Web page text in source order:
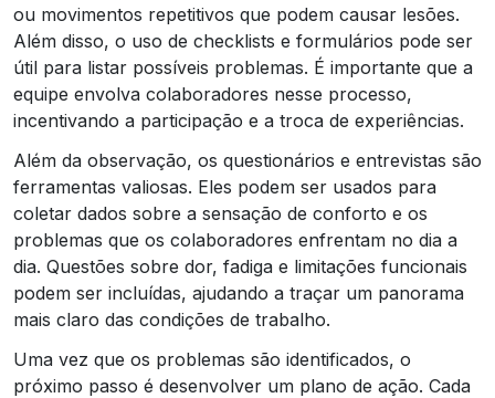
ou movimentos repetitivos que podem causar lesões.
Além disso, o uso de checklists e formulários pode ser
útil para listar possíveis problemas. É importante que a
equipe envolva colaboradores nesse processo,
incentivando a participação e a troca de experiências.
Além da observação, os questionários e entrevistas são
ferramentas valiosas. Eles podem ser usados para
coletar dados sobre a sensação de conforto e os
problemas que os colaboradores enfrentam no dia a
dia. Questões sobre dor, fadiga e limitações funcionais
podem ser incluídas, ajudando a traçar um panorama
mais claro das condições de trabalho.
Uma vez que os problemas são identificados, o
próximo passo é desenvolver um plano de ação. Cada